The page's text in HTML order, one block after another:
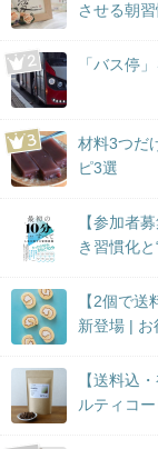
させる朝
「バス停
材料3つだ
ピ3選
【参加者
き習慣化
【2個で
新登場 | お
【送料込
ルティコ